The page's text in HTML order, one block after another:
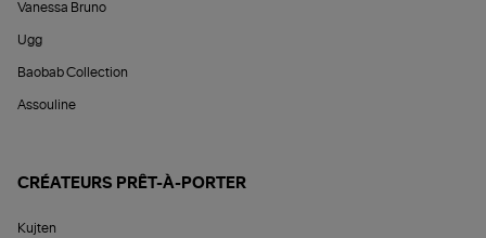
Vanessa Bruno
Ugg
Baobab Collection
Assouline
CRÉATEURS PRÊT-À-PORTER
Kujten